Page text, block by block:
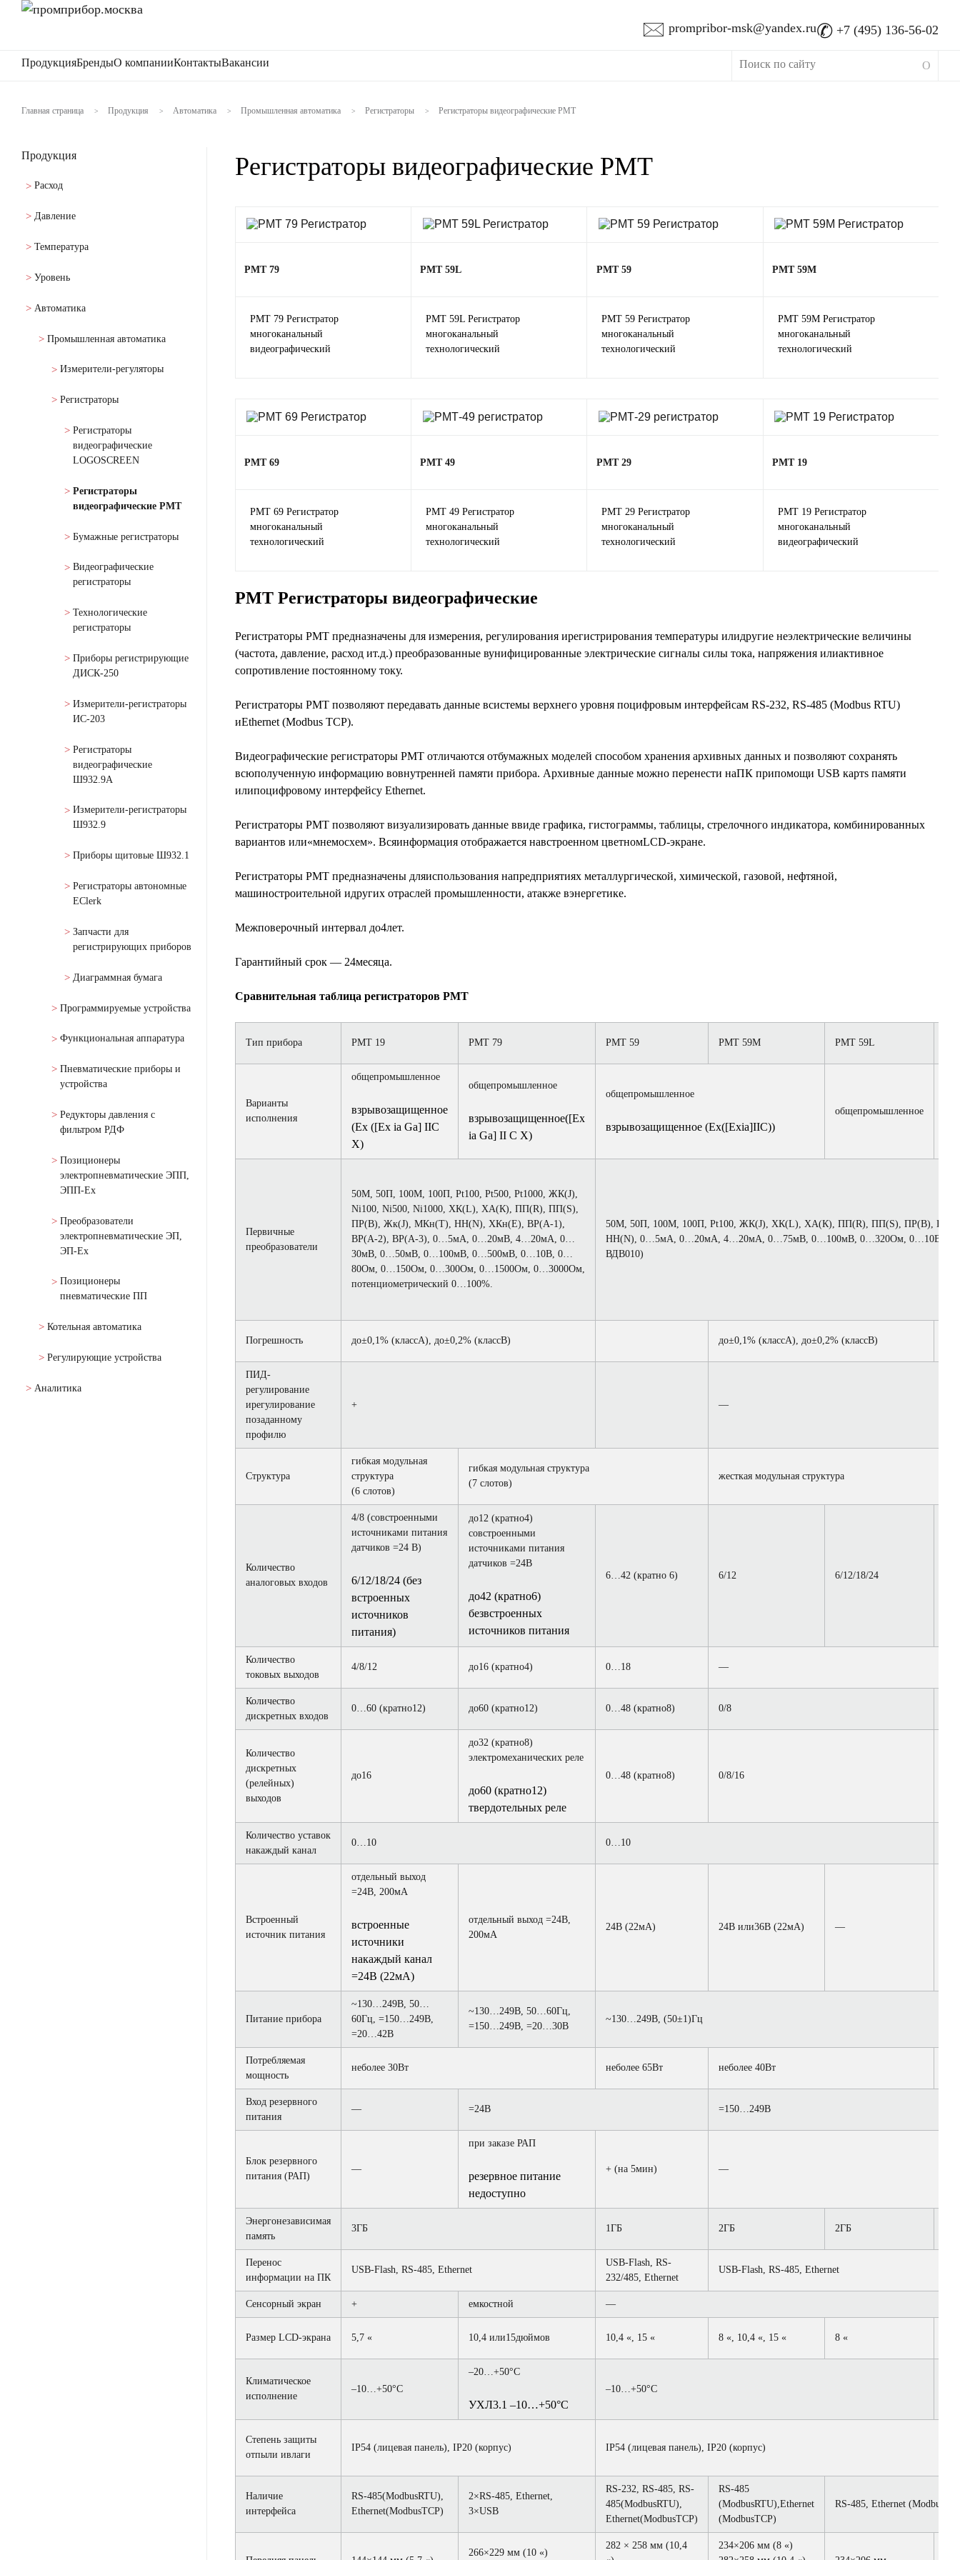
🖂 prompribor-msk@yandex.ru✆ +7 (495) 136-56-02
ПродукцияБрендыО компанииКонтактыВакансии
Главная страница > Продукция > Автоматика > Промышленная автоматика > Регистраторы > Регистраторы видеографические РМТ
Продукция
Расход
Давление
Температура
Уровень
Автоматика
Промышленная автоматика
Измерители-регуляторы
Регистраторы
Регистраторы
видеографические
LOGOSCREEN
Регистраторы
видеографические РМТ
Бумажные регистраторы
Видеографические
регистраторы
Технологические
регистраторы
Приборы регистрирующие
ДИСК-250
Измерители-регистраторы
ИС-203
Регистраторы
видеографические
Ш932.9А
Измерители-регистраторы
Ш932.9
Приборы щитовые Ш932.1
Регистраторы автономные
EClerk
Запчасти для
регистрирующих приборов
Диаграммная бумага
Программируемые устройства
Функциональная аппаратура
Пневматические приборы и
устройства
Редукторы давления с
фильтром РДФ
Позиционеры
электропневматические ЭПП,
ЭПП-Ех
Преобразователи
электропневматические ЭП,
ЭП-Ех
Позиционеры
пневматические ПП
Котельная автоматика
Регулирующие устройства
Аналитика
Регистраторы видеографические РМТ
РМТ 79
РМТ 79 Регистратор
многоканальный
видеографический
РМТ 59L
РМТ 59L Регистратор
многоканальный
технологический
РМТ 59
РМТ 59 Регистратор
многоканальный
технологический
РМТ 59М
РМТ 59М Регистратор
многоканальный
технологический
РМТ 69
РМТ 69 Регистратор
многоканальный
технологический
РМТ 49
РМТ 49 Регистратор
многоканальный
технологический
РМТ 29
РМТ 29 Регистратор
многоканальный
технологический
РМТ 19
РМТ 19 Регистратор
многоканальный
видеографический
РМТ Регистраторы видеографические
Регистраторы РМТ предназначены для измерения, регулирования ирегистрирования температуры илидругие неэлектрические величины
(частота, давление, расход ит.д.) преобразованные вунифицированные электрические сигналы силы тока, напряжения илиактивное
сопротивление постоянному току.
Регистраторы РМТ позволяют передавать данные всистемы верхнего уровня поцифровым интерфейсам RS-232, RS-485 (Modbus RTU)
иEthernet (Modbus TCP).
Видеографические регистраторы РМТ отличаются отбумажных моделей способом хранения архивных данных и позволяют сохранять
всюполученную информацию вовнутренней памяти прибора. Архивные данные можно перенести наПК припомощи USB картs памяти
илипоцифровому интерфейсу Ethernet.
Регистраторы РМТ позволяют визуализировать данные ввиде графика, гистограммы, таблицы, стрелочного индикатора, комбинированных
вариантов или«мнемосхем». Всяинформация отображается навстроенном цветномLCD-экране.
Регистраторы РМТ предназначены дляиспользования напредприятиях металлургической, химической, газовой, нефтяной,
машиностроительной идругих отраслей промышленности, атакже вэнергетике.
Межповерочный интервал до4лет.
Гарантийный срок — 24месяца.
Сравнительная таблица регистраторов РМТ
Тип прибора РМТ 19 РМТ 79 РМТ 59 РМТ 59М РМТ 59L
Варианты
исполнения
общепромышленное
взрывозащищенное
(Ex ([Ex ia Ga] IIC
X)
общепромышленное
взрывозащищенное([Ex
ia Ga] II C X)
общепромышленное
взрывозащищенное (Ex([Exia]IIC))
общепромышленное
Первичные
преобразователи
50М, 50П, 100М, 100П, Pt100, Pt500, Pt1000, ЖК(J),
Ni100, Ni500, Ni1000, ХК(L), ХА(К), ПП(R), ПП(S),
ПР(В), Жк(J), МКн(Т), НН(N), ХКн(Е), ВР(А-1),
ВР(А-2), ВР(А-3), 0…5мА, 0…20мВ, 4…20мА, 0…
30мВ, 0…50мВ, 0…100мВ, 0…500мВ, 0…10В, 0…
80Ом, 0…150Ом, 0…300Ом, 0…1500Ом, 0…3000Ом,
потенциометрический 0…100%.
50М, 50П, 100М, 100П, Pt100, ЖК(J), ХК(L), ХА(К), ПП(R), ПП(S), ПР(В),
НН(N), 0…5мА, 0…20мА, 4…20мА, 0…75мВ, 0…100мВ, 0…320Ом, 0…10В
ВДВ010)
Погрешность до±0,1% (классА), до±0,2% (классВ) до±0,1% (классА), до±0,2% (классВ)
ПИД-
регулирование
ирегулирование
позаданному
профилю
+ —
Структура
гибкая модульная
структура
(6 слотов)
гибкая модульная структура
(7 слотов)
жесткая модульная структура
Количество
аналоговых входов
4/8 (совстроенными
источниками питания
датчиков =24 В)
6/12/18/24 (без
встроенных
источников
питания)
до12 (кратно4)
совстроенными
источниками питания
датчиков =24В
до42 (кратно6)
безвстроенных
источников питания
6…42 (кратно 6) 6/12 6/12/18/24
Количество
токовых выходов
4/8/12 до16 (кратно4) 0…18 —
Количество
дискретных входов
0…60 (кратно12) до60 (кратно12) 0…48 (кратно8) 0/8
Количество
дискретных
(релейных)
выходов
до16
до32 (кратно8)
электромеханических реле
до60 (кратно12)
твердотельных реле
0…48 (кратно8) 0/8/16
Количество уставок
накаждый канал
0…10 0…10
Встроенный
источник питания
отдельный выход
=24В, 200мА
встроенные
источники
накаждый канал
=24В (22мА)
отдельный выход =24В,
200мА
24В (22мА) 24В или36В (22мА) —
Питание прибора
~130…249В, 50…
60Гц, =150…249В,
=20…42В
~130…249В, 50…60Гц,
=150…249В, =20…30В
~130…249В, (50±1)Гц
Потребляемая
мощность
неболее 30Вт неболее 65Вт неболее 40Вт
Вход резервного
питания
— =24В =150…249В
Блок резервного
питания (РАП)
—
при заказе РАП
резервное питание
недоступно
+ (на 5мин) —
Энергонезависимая
память
3ГБ 1ГБ 2ГБ 2ГБ
Перенос
информации на ПК
USB-Flash, RS-485, Ethernet
USB-Flash, RS-
232/485, Ethernet
USB-Flash, RS-485, Ethernet
Сенсорный экран + емкостной —
Размер LCD-экрана 5,7 « 10,4 или15дюймов 10,4 «, 15 « 8 «, 10,4 «, 15 « 8 «
Климатическое
исполнение
–10…+50°С
–20…+50°С
УХЛ3.1 –10…+50°С
–10…+50°С
Степень защиты
отпыли ивлаги
IP54 (лицевая панель), IP20 (корпус) IP54 (лицевая панель), IP20 (корпус)
Наличие
интерфейса
RS-485(ModbusRTU),
Ethernet(ModbusTCP)
2×RS-485, Ethernet,
3×USB
RS-232, RS-485, RS-
485(ModbusRTU),
Ethernet(ModbusTCP)
RS-485
(ModbusRTU),Ethernet
(ModbusTCP)
RS-485, Ethernet
266×229 мм (10 «)
282 × 258 мм (10,4
234×206 мм (8 «)